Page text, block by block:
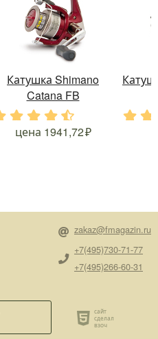
Катушка Shimano
Catana FB
. . . .
цена 1941,72
zakaz@fmagazin.ru
+7(495)730-71-77
+7(495)266-60-31